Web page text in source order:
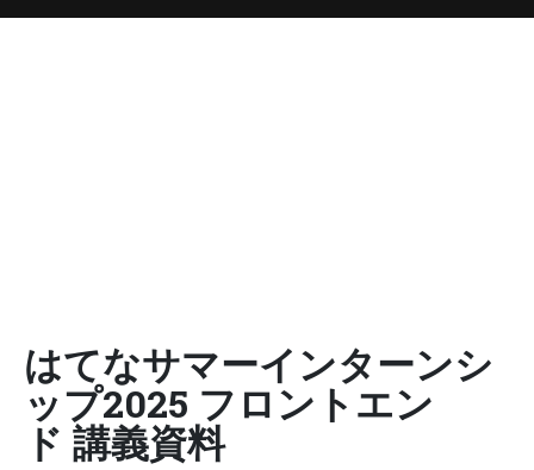
はてなサマーインターンシ
ップ2025 フロントエン
ド 講義資料